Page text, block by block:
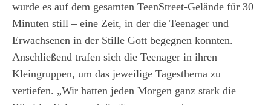
wurde es auf dem gesamten TeenStreet-Gelände für 30
Minuten still – eine Zeit, in der die Teenager und
Erwachsenen in der Stille Gott begegnen konnten.
Anschließend trafen sich die Teenager in ihren
Kleingruppen, um das jeweilige Tagesthema zu
vertiefen. „Wir hatten jeden Morgen ganz stark die